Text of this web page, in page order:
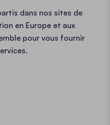
dans nos sites de
en Europe et aux
pour vous fournir